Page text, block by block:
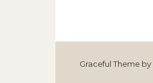
Graceful Theme by